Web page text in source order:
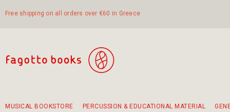
Free shipping on all orders over €60 in Greece
MUSICAL BOOKSTORE PERCUSSION & EDUCATIONAL MATERIAL